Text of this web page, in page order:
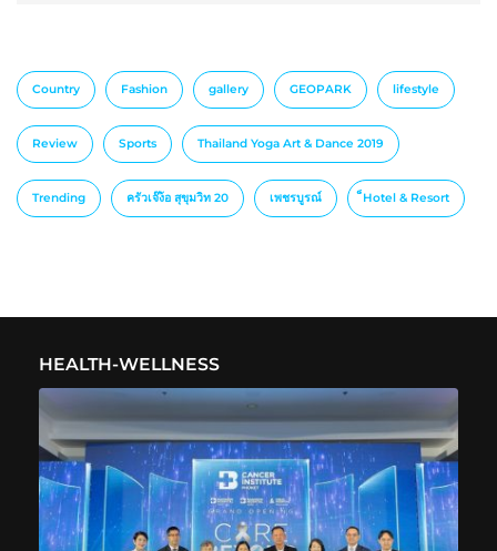
Country Fashion gallery GEOPARK lifestyle
Review Sports Thailand Yoga Art & Dance 2019
Trending ครัวเจ๊ง้อ สุขุมวิท 20 เพชรบูรณ์ ็Hotel & Resort
HEALTH-WELLNESS